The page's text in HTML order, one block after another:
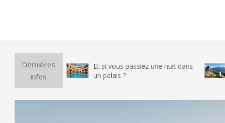
Dernières
infos
Et si vous passiez une nuit dans
un palais ?
testé